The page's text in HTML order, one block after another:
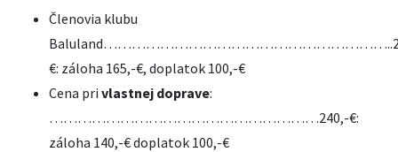
Členovia klubu
€: záloha 165,-€, doplatok 100,-€
Cena pri vlastnej doprave:
…………………………………………………240,-€:
záloha 140,-€ doplatok 100,-€